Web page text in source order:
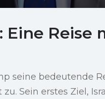
Eine Reise
seine bedeutende
Sein erstes Ziel,